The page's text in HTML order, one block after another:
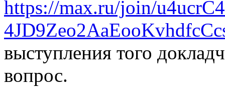
https://max.ru/join/
выступления того
вопрос.